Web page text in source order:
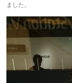
ました。